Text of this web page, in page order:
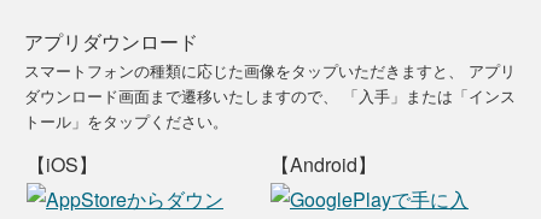
アプリダウンロード
スマートフォンの種類に応じた画像をタップいただきますと、
アプリ
ダウンロード画面まで遷移いたしますので、
「入手」または「インス
トール」をタップください。
【iOS】 【Android】